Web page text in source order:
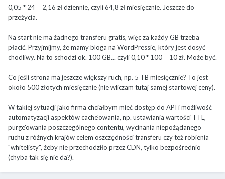
0,05 * 24 = 2,16 zł dziennie, czyli 64,8 zł miesięcznie. Jeszcze do
przeżycia.
Na start nie ma żadnego transferu gratis, więc za każdy GB trzeba
płacić. Przyjmijmy, że mamy bloga na WordPressie, który jest dosyć
chodliwy. Na to schodzi ok. 100 GB... czyli 0,10 * 100 = 10 zł. Może być.
Co jeśli strona ma jeszcze większy ruch, np. 5 TB miesięcznie? To jest
około 500 złotych miesięcznie (nie wliczam tutaj samej startowej ceny).
W takiej sytuacji jako firma chciałbym mieć dostęp do API i możliwość
automatyzacji aspektów cache'owania, np. ustawiania wartości TTL,
purge'owania poszczególnego contentu, wycinania niepożądanego
ruchu z różnych krajów celem oszczędności transferu czy też robienia
"whitelisty", żeby nie przechodziło przez CDN, tylko bezpośrednio
(chyba tak się nie da?).